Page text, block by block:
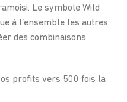
Le symbole Wild
à l’ensemble les autres
des combinaisons
profits vers 500 fois la